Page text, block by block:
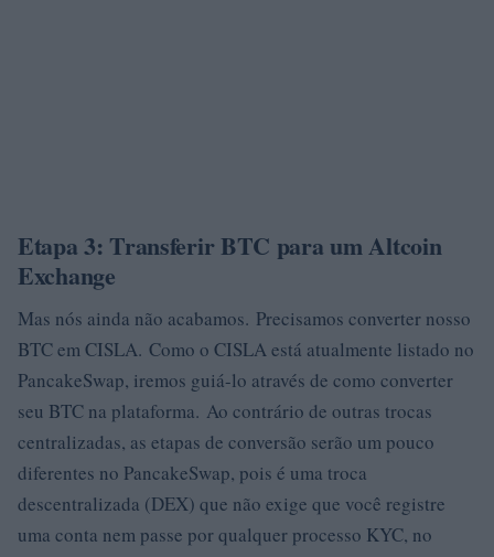
Etapa 3: Transferir BTC para um Altcoin
Exchange
Mas nós ainda não acabamos. Precisamos converter nosso
BTC em CISLA. Como o CISLA está atualmente listado no
PancakeSwap, iremos guiá-lo através de como converter
seu BTC na plataforma. Ao contrário de outras trocas
centralizadas, as etapas de conversão serão um pouco
diferentes no PancakeSwap, pois é uma troca
descentralizada (DEX) que não exige que você registre
uma conta nem passe por qualquer processo KYC, no